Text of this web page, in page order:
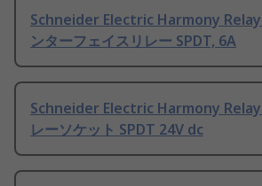
Schneider Electric Harmony Relay
ンターフェイスリレー SPDT, 6A
Schneider Electric Harmony Relay
レーソケット SPDT 24V dc